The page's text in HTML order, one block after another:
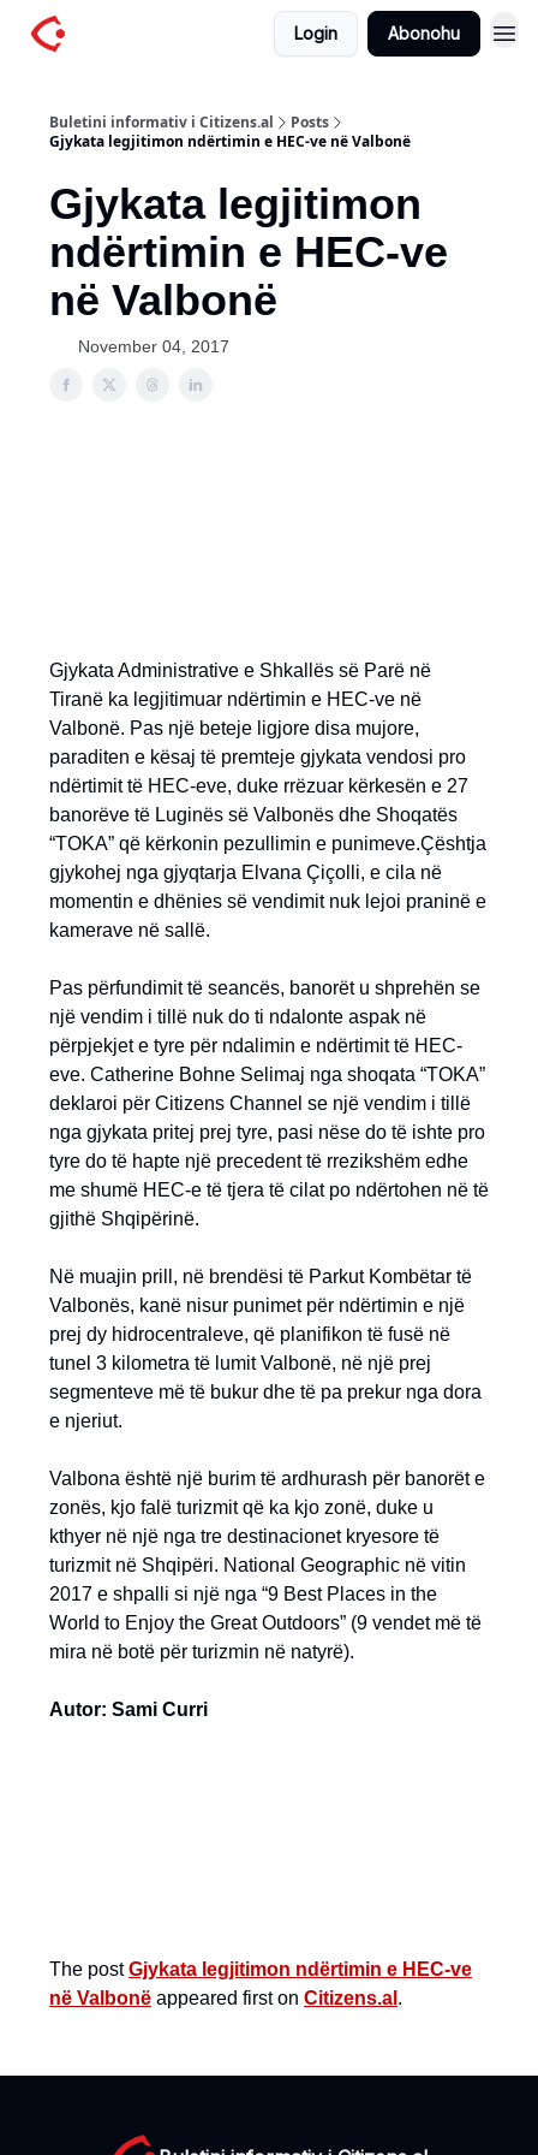
Login Abonohu
Buletini informativ i Citizens.al
Posts
Gjykata legjitimon ndërtimin e HEC-ve në Valbonë
Gjykata legjitimon
ndërtimin e HEC-ve
në Valbonë
November 04, 2017
Gjykata Administrative e Shkallës së Parë në
Tiranë ka legjitimuar ndërtimin e HEC-ve në
Valbonë. Pas një beteje ligjore disa mujore,
paraditen e kësaj të premteje gjykata vendosi pro
ndërtimit të HEC-eve, duke rrëzuar kërkesën e 27
banorëve të Luginës së Valbonës dhe Shoqatës
“TOKA” që kërkonin pezullimin e punimeve.Çështja
gjykohej nga gjyqtarja Elvana Çiçolli, e cila në
momentin e dhënies së vendimit nuk lejoi praninë e
kamerave në sallë.
Pas përfundimit të seancës, banorët u shprehën se
një vendim i tillë nuk do ti ndalonte aspak në
përpjekjet e tyre për ndalimin e ndërtimit të HEC-
eve. Catherine Bohne Selimaj nga shoqata “TOKA”
deklaroi për Citizens Channel se një vendim i tillë
nga gjykata pritej prej tyre, pasi nëse do të ishte pro
tyre do të hapte një precedent të rrezikshëm edhe
me shumë HEC-e të tjera të cilat po ndërtohen në të
gjithë Shqipërinë.
Në muajin prill, në brendësi të Parkut Kombëtar të
Valbonës, kanë nisur punimet për ndërtimin e një
prej dy hidrocentraleve, që planifikon të fusë në
tunel 3 kilometra të lumit Valbonë, në një prej
segmenteve më të bukur dhe të pa prekur nga dora
e njeriut.
Valbona është një burim të ardhurash për banorët e
zonës, kjo falë turizmit që ka kjo zonë, duke u
kthyer në një nga tre destinacionet kryesore të
turizmit në Shqipëri. National Geographic në vitin
2017 e shpalli si një nga “9 Best Places in the
World to Enjoy the Great Outdoors” (9 vendet më të
mira në botë për turizmin në natyrë).
Autor: Sami Curri
The postGjykata legjitimon ndërtimin e HEC-ve
në Valbonë appeared first on Citizens.al .